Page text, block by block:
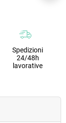
Spedizioni
24/48h
lavorative